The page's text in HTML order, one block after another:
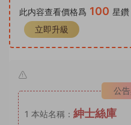
此内容查看價格爲 100 星鑽
立即升級
公
1 本站名稱： 紳士絲庫